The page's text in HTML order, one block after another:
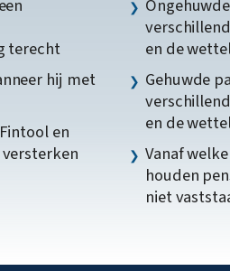
terecht
hij met
en
en de
Gehuwde
en de
Vanaf
houden
niet